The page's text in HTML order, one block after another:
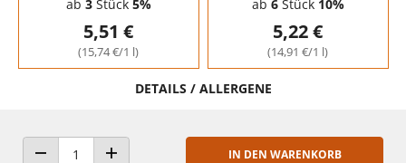
ab 3Stück 5%
5,51 €
(15,74 €/1 l)
ab 6Stück 10%
5,22 €
(14,91 €/1 l)
DETAILS / ALLERGENE
IN DEN WARENKORB